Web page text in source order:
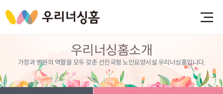
우리너싱홈소개
가정과 병원의 역할을 모두 갖춘 선진국형 노인요양시설 우리너싱홈입니다.